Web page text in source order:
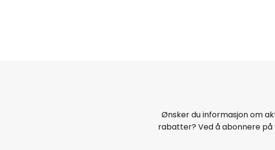
Ønsker du informasjon om
rabatter? Ved å abonnere